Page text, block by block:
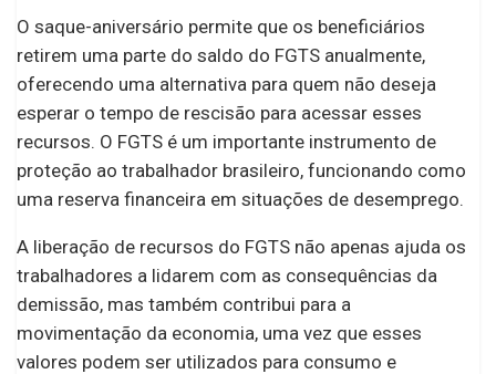
O saque-aniversário permite que os beneficiários
retirem uma parte do saldo do FGTS anualmente,
oferecendo uma alternativa para quem não deseja
esperar o tempo de rescisão para acessar esses
recursos. O FGTS é um importante instrumento de
proteção ao trabalhador brasileiro, funcionando como
uma reserva financeira em situações de desemprego.
A liberação de recursos do FGTS não apenas ajuda os
trabalhadores a lidarem com as consequências da
demissão, mas também contribui para a
movimentação da economia, uma vez que esses
valores podem ser utilizados para consumo e